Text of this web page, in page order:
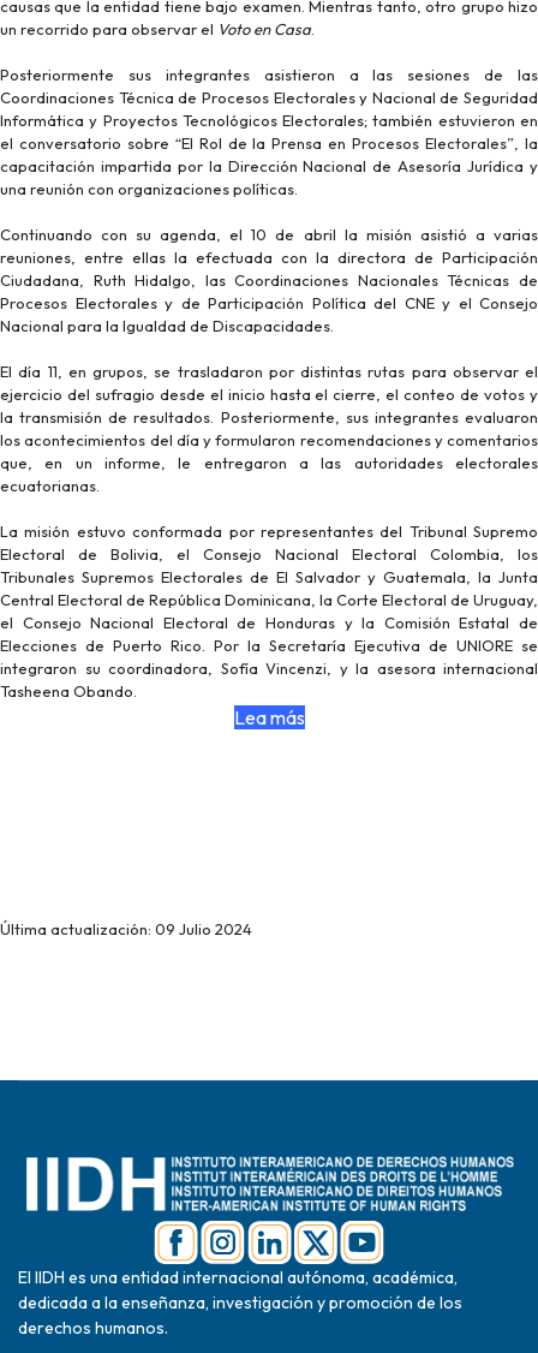
causas que la entidad tiene bajo examen. Mientras tanto, otro grupo hizo
un recorrido para observar el Voto en Casa
Posteriormente sus integrantes asistieron a las sesiones de las
Coordinaciones Técnica de Procesos Electorales y Nacional de Seguridad
Informática y Proyectos Tecnológicos Electorales; también estuvieron en
el conversatorio sobre “El Rol de la Prensa en Procesos Electorales”, la
capacitación impartida por la Dirección Nacional de Asesoría Jurídica y
una reunión con organizaciones políticas.
Continuando con su agenda, el 10 de abril la misión asistió a varias
reuniones, entre ellas la efectuada con la directora de Participación
Ciudadana, Ruth Hidalgo, las Coordinaciones Nacionales Técnicas de
Procesos Electorales y de Participación Política del CNE y el Consejo
Nacional para la Igualdad de Discapacidades.
El día 11, en grupos, se trasladaron por distintas rutas para observar el
ejercicio del sufragio desde el inicio hasta el cierre, el conteo de votos y
la transmisión de resultados. Posteriormente, sus integrantes evaluaron
los acontecimientos del día y formularon recomendaciones y comentarios
que, en un informe, le entregaron a las autoridades electorales
ecuatorianas.
La misión estuvo conformada por representantes del Tribunal Supremo
Electoral de Bolivia, el Consejo Nacional Electoral Colombia, los
Tribunales Supremos Electorales de El Salvador y Guatemala, la Junta
Central Electoral de República Dominicana, la Corte Electoral de Uruguay,
el Consejo Nacional Electoral de Honduras y la Comisión Estatal de
Elecciones de Puerto Rico. Por la Secretaría Ejecutiva de UNIORE se
integraron su coordinadora, Sofía Vincenzi, y la asesora internacional
Tasheena Obando.
Lea más
Última actualización: 09 Julio 2024
El IIDH es una entidad internacional autónoma, académica,
dedicada a la enseñanza, investigación y promoción de los
derechos humanos.